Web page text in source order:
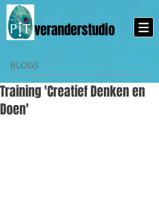
veranderstudio
BLOGS
Training 'Creatief Denken en
Doen'